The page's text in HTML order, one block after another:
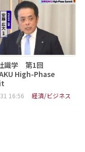
識学 第1回
High-Phase
16:56 経済/ビジネス